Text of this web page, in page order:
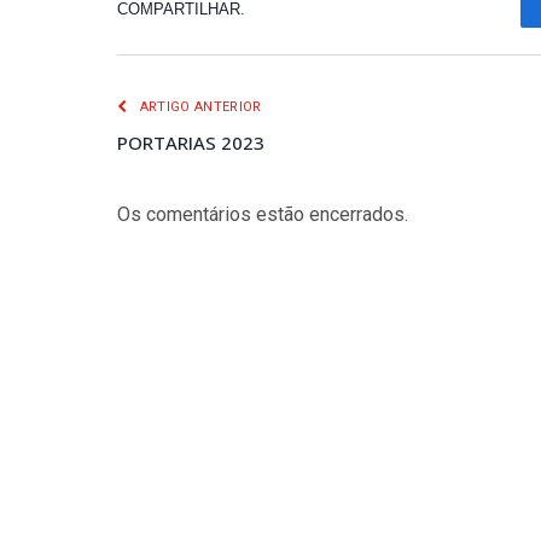
COMPARTILHAR.
ARTIGO ANTERIOR
PORTARIAS 2023
Os comentários estão encerrados.